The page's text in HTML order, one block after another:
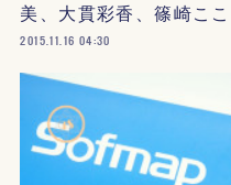
美、大貫彩香、篠崎こ
2015.11.16 04:30